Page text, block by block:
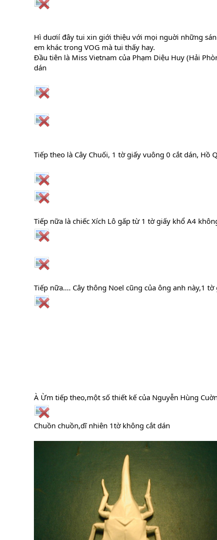
Hì duơií đây tui xin giới thiệu với mọi nguời những
em khác trong VOG mà tui thấy hay.
Đầu tiên là Miss Vietnam của Phạm Diệu Huy (Hải
dán
Tiếp theo là Cây Chuối, 1 tờ giấy vuông 0 cắt dán, Hồ
Tiếp nữa là chiếc Xích Lô gấp từ 1 tờ giấy khổ A4
Tiếp nữa.... Cây thông Noel cũng của ông anh này,1
À Ừm tiếp theo,một số thiết kế của Nguyễn Hùng
Chuồn chuồn,dĩ nhiên 1tờ không cắt dán